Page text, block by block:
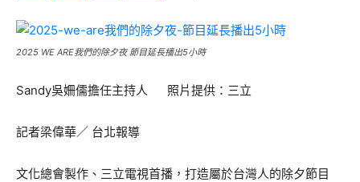
2025 WE ARE我們的除夕夜 節目延長播出5小時
Sandy吳姍儒擔任主持人 照片提供：三立
記者梁偉華／ 台北報導
文化總會製作、三立電視首播，打造屬於台灣人的除夕節目